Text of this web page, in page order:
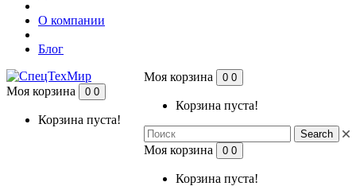
О компании
Блог
Моя корзина 0 0
Корзина пуста!
Search
Моя корзина 0 0
Корзина пуста!
Моя корзина 0 0
Корзина пуста!